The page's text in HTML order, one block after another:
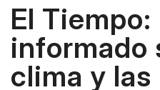
El
informado
clima y